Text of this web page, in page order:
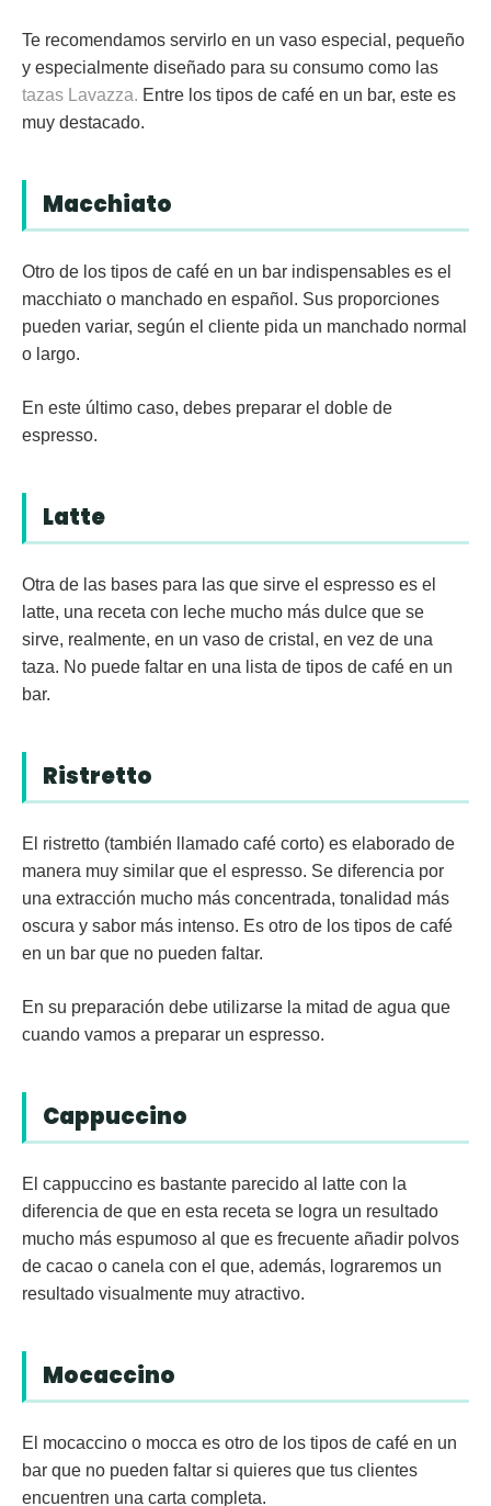
Te recomendamos servirlo en un vaso especial, pequeño
y especialmente diseñado para su consumo como las
tazas Lavazza. Entre los tipos de café en un bar, este es
muy destacado.
Macchiato
Otro de los tipos de café en un bar indispensables es el
macchiato o manchado en español. Sus proporciones
pueden variar, según el cliente pida un manchado normal
o largo.
En este último caso, debes preparar el doble de
espresso.
Latte
Otra de las bases para las que sirve el espresso es el
latte, una receta con leche mucho más dulce que se
sirve, realmente, en un vaso de cristal, en vez de una
taza. No puede faltar en una lista de tipos de café en un
bar.
Ristretto
El ristretto (también llamado café corto) es elaborado de
manera muy similar que el espresso. Se diferencia por
una extracción mucho más concentrada, tonalidad más
oscura y sabor más intenso. Es otro de los tipos de café
en un bar que no pueden faltar.
En su preparación debe utilizarse la mitad de agua que
cuando vamos a preparar un espresso.
Cappuccino
El cappuccino es bastante parecido al latte con la
diferencia de que en esta receta se logra un resultado
mucho más espumoso al que es frecuente añadir polvos
de cacao o canela con el que, además, lograremos un
resultado visualmente muy atractivo.
Mocaccino
El mocaccino o mocca es otro de los tipos de café en un
bar que no pueden faltar si quieres que tus clientes
encuentren una carta completa.